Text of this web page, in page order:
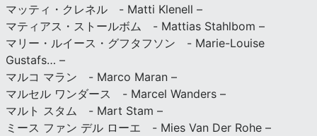
マッティ・クレネル - Matti Klenell –
マティアス・ストールボム - Mattias Stahlbom –
マリー・ルイース・グフタフソン - Marie-Louise
Gustafs… –
マルコ マラン - Marco Maran –
マルセル ワンダース - Marcel Wanders –
マルト スタム - Mart Stam –
ミース ファン デル ローエ - Mies Van Der Rohe –